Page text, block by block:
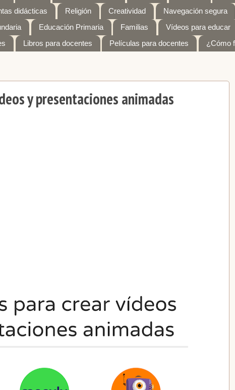
didácticas Religión Creatividad Navegación segura
Educación Primaria Familias Vídeos para educar
Libros para docentes Películas para docentes ¿Cómo
y presentaciones animadas